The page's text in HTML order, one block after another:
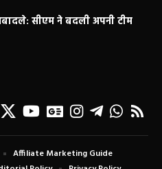
सीएम ने बदली अपनी टीम
Affiliate Marketing Guide